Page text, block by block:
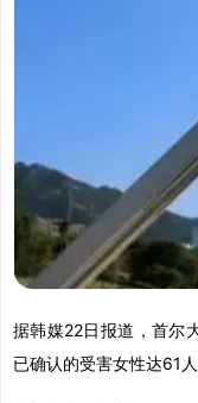
据韩媒22日报道，首尔
已确认的受害女性达61